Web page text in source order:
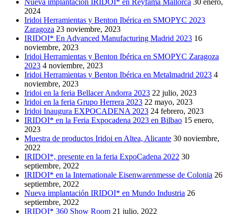
Nueva implantación IRIDOI* en Reyfama Mallorca 30 enero,
2024
Iridoi Herramientas y Benton Ibérica en SMOPYC 2023
Zaragoza 23 noviembre, 2023
IRIDOI* En Advanced Manufacturing Madrid 2023 16
noviembre, 2023
Iridoi Herramientas y Benton Ibérica en SMOPYC Zaragoza
2023 4 noviembre, 2023
Iridoi Herramientas y Benton Ibérica en Metalmadrid 2023 4
noviembre, 2023
Iridoi en la feria Bellacer Andorra 2023 22 julio, 2023
Iridoi en la feria Grupo Herrera 2023 22 mayo, 2023
Iridoi Inaugura EXPOCADENA 2023 24 febrero, 2023
IRIDOI* en la Feria Expocadena 2023 en Bilbao 15 enero,
2023
Muestra de productos Iridoi en Altea, Alicante 30 noviembre,
2022
IRIDOI*, presente en la feria ExpoCadena 2022 30
septiembre, 2022
IRIDOI* en la Internationale Eisenwarenmesse de Colonia 26
septiembre, 2022
Nueva implantación IRIDOI* en Mundo Industria 26
septiembre, 2022
IRIDOI* 360 Show Room 21 julio, 2022